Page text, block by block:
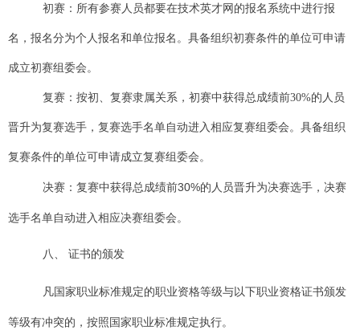
初赛：所有参赛人员都要在技术英才网的报名系统中进行报
名，报名分为个人报名和单位报名。具备组织初赛条件的单位可申请
成立初赛组委会。
复赛：按初、复赛隶属关系，初赛中获得总成绩前30%的人员
晋升为复赛选手，复赛选手名单自动进入相应复赛组委会。 具备组织
复赛条件的单位可申请成立复赛组委会。
决赛：复赛中获得总成绩前30%的人员晋升为决赛选手，决赛
选手名单自动进入相应决赛组委会。
八、 证书的颁发
凡国家职业标准规定的职业资格等级与以下职业资格证书颁发
等级有冲突的，按照国家职业标准规定执行。